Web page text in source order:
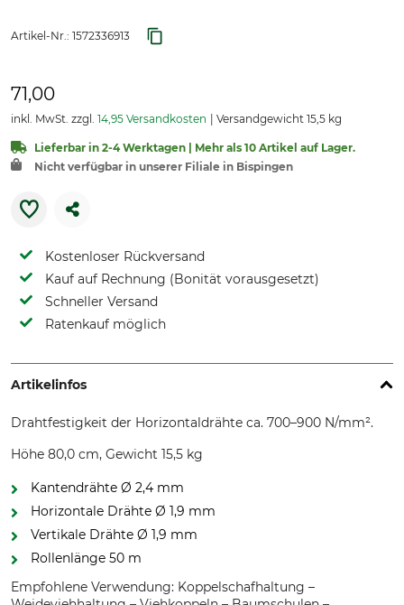
Artikel-Nr.: 1572336913
71,00
inkl. MwSt. zzgl. 14,95 Versandkosten Versandgewicht 15,5 kg
Lieferbar in 2-4 Werktagen | Mehr als 10 Artikel auf Lager.
Nicht verfügbar in unserer Filiale in Bispingen
Kostenloser Rückversand
Kauf auf Rechnung (Bonität vorausgesetzt)
Schneller Versand
Ratenkauf möglich
Artikelinfos
Drahtfestigkeit der Horizontaldrähte ca. 700–900 N/mm².
Höhe 80,0 cm, Gewicht 15,5 kg
Kantendrähte Ø 2,4 mm
Horizontale Drähte Ø 1,9 mm
Vertikale Drähte Ø 1,9 mm
Rollenlänge 50 m
Empfohlene Verwendung: Koppelschafhaltung –